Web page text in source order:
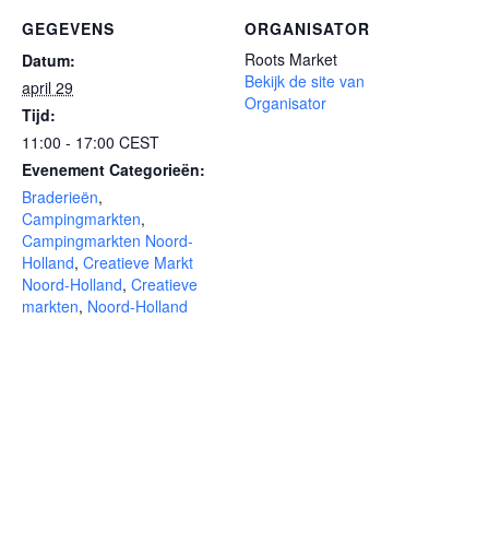
GEGEVENS
Datum:
april 29
Tijd:
11:00 - 17:00 CEST
Evenement Categorieën:
Braderieën,
Campingmarkten,
Campingmarkten Noord-
Holland, Creatieve Markt
Noord-Holland, Creatieve
markten, Noord-Holland
ORGANISATOR
Roots Market
Bekijk de site van
Organisator